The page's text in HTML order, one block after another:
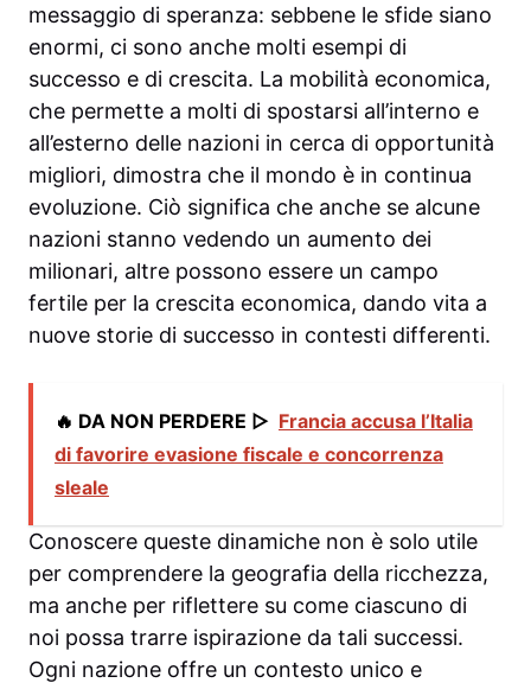
messaggio di speranza: sebbene le sfide siano
enormi, ci sono anche molti esempi di
successo e di crescita. La mobilità economica,
che permette a molti di spostarsi all’interno e
all’esterno delle nazioni in cerca di opportunità
migliori, dimostra che il mondo è in continua
evoluzione. Ciò significa che anche se alcune
nazioni stanno vedendo un aumento dei
milionari, altre possono essere un campo
fertile per la crescita economica, dando vita a
nuove storie di successo in contesti differenti.
🔥 DA NON PERDERE ▷ Francia accusa l’Italia
di favorire evasione fiscale e concorrenza
sleale
Conoscere queste dinamiche non è solo utile
per comprendere la geografia della ricchezza,
ma anche per riflettere su come ciascuno di
noi possa trarre ispirazione da tali successi.
Ogni nazione offre un contesto unico e